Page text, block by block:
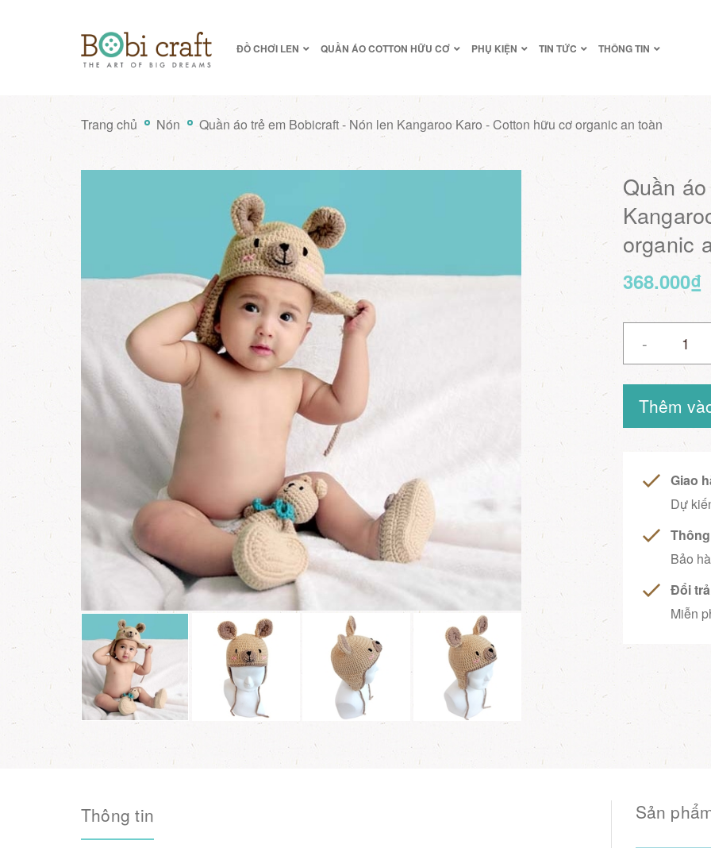
ĐỒ CHƠI LEN QUẦN ÁO COTTON HỮU CƠ PHỤ KIỆN TIN TỨC THÔNG TIN
Trang chủ Nón Quần áo trẻ em Bobicraft - Nón len Kangaroo Karo - Cotton hữu cơ organic an toàn
Quần
organic
368.000₫
-
Thêm
Giao
Dự
Bảo
Đổi
Miễn
Thông tin Sản